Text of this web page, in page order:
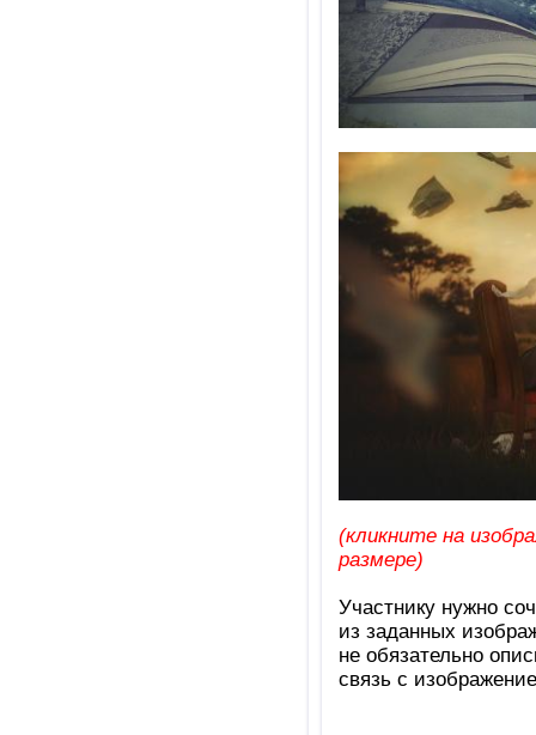
(кликните на
размере)
Участнику нужно
из заданных
не обязательно
связь с